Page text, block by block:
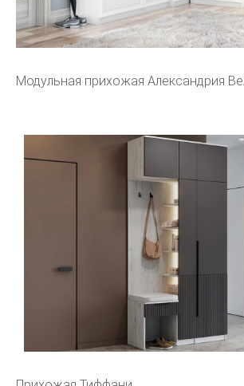
Модульная прихожая Александрия